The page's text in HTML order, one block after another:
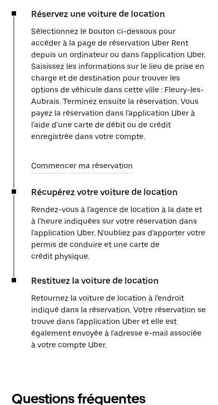
Réservez une voiture de location
Sélectionnez le bouton ci-dessous pour
accéder à la page de réservation Uber Rent
depuis un ordinateur ou dans l'application Uber.
Saisissez les informations sur le lieu de prise en
charge et de destination pour trouver les
options de véhicule dans cette ville : Fleury-les-
Aubrais. Terminez ensuite la réservation. Vous
payez la réservation dans l'application Uber à
l'aide d'une carte de débit ou de crédit
enregistrée dans votre compte.
Commencer ma réservation
Récupérez votre voiture de location
Rendez-vous à l'agence de location à la date et
à l'heure indiquées sur votre réservation dans
l'application Uber. N'oubliez pas d'apporter votre
permis de conduire et une carte de
crédit physique.
Restituez la voiture de location
Retournez la voiture de location à l'endroit
indiqué dans la réservation. Votre réservation se
trouve dans l'application Uber et elle est
également envoyée à l'adresse e-mail associée
à votre compte Uber.
Questions fréquentes